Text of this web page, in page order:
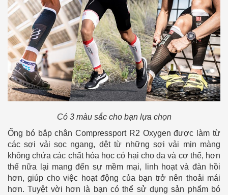
Có 3 màu sắc cho bạn lựa chọn
Ống bó bắp chân Compressport R2 Oxygen được làm từ
các sợi vải sọc ngang, dệt từ những sợi vải mịn màng
không chứa các chất hóa học có hại cho da và cơ thể, hơn
thế nữa lại mang đến sự mềm mại, linh hoạt và đàn hồi
hơn, giúp cho việc hoạt động của bạn trở nên thoải mái
hơn. Tuyệt vời hơn là bạn có thể sử dụng sản phẩm bó